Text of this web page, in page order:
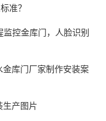
准？
控金库门，人脸识别
库门厂家制作安装案
产图片